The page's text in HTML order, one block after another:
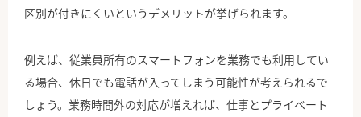
区別が付きにくいというデメリットが挙げられます。
例えば、従業員所有のスマートフォンを業務でも利用してい
る場合、休日でも電話が入ってしまう可能性が考えられるで
しょう。業務時間外の対応が増えれば、仕事とプライベート